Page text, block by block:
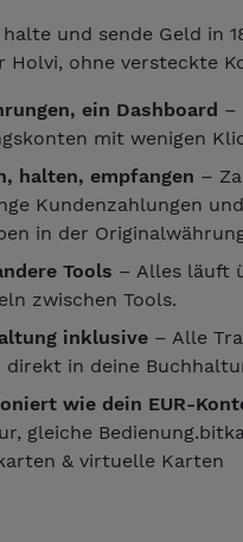
und sende Geld in
Holvi, ohne versteckte
ein Dashboard –
mit wenigen
halten, empfangen –
Kundenzahlungen
in der
Tools – Alles läuft
zwischen Tools.
inklusive – Alle
direkt in deine
wie dein EUR-
gleiche
& virtuelle Karten